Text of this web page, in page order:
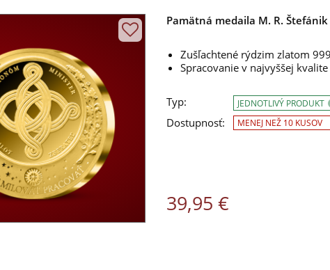
Pamätná medaila M. R.
Zušľachtené rýdzim zlatom
Spracovanie v najvyššej
Typ:
Dostupnosť:
JEDNOTLIVÝ PRODUKT
MENEJ NEŽ 10 KUSOV
39,95 €